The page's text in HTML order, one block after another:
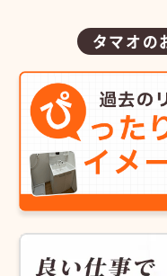
タマオの